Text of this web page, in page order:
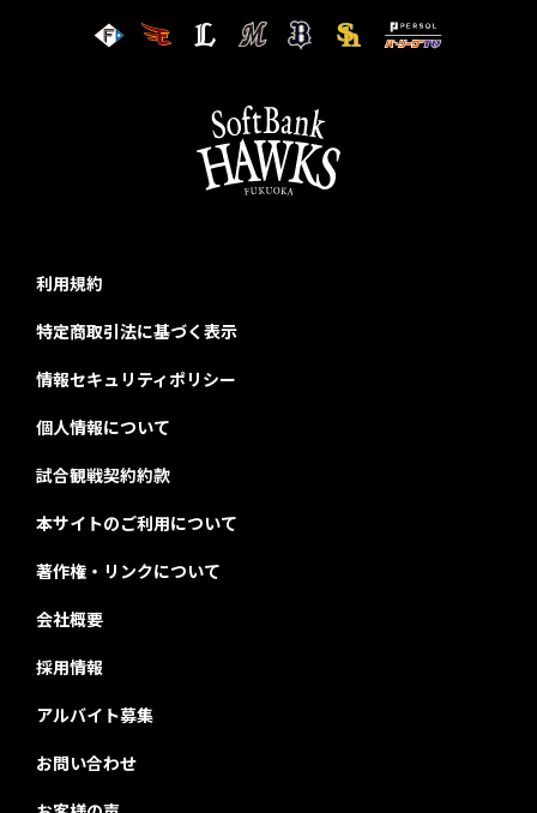
利用規約
特定商取引法に基づく表示
情報セキュリティポリシー
個人情報について
試合観戦契約約款
本サイトのご利用について
著作権・リンクについて
会社概要
採用情報
アルバイト募集
お問い合わせ